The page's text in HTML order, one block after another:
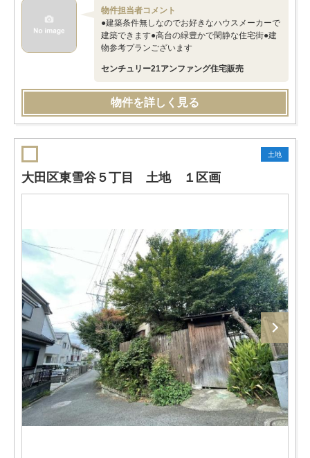
物件担当者コメント
●建築条件無しなのでお好きなハウスメーカーで
建築できます●高台の緑豊かで閑静な住宅街●建
物参考プランございます
センチュリー21アンファング住宅販売
物件を詳しく見る
土地
大田区東雪谷５丁目 土地 １区画